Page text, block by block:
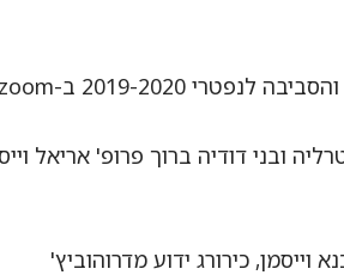
ובני דודיה ברוך פרופ' אריאל
כירורג ידוע מדרוהוביץ'